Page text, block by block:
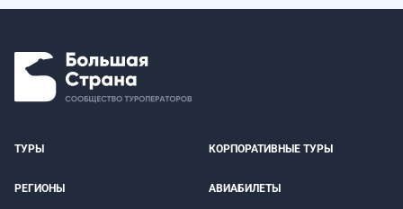
ТУРЫ КОРПОРАТИВНЫЕ ТУРЫ
РЕГИОНЫ АВИАБИЛЕТЫ